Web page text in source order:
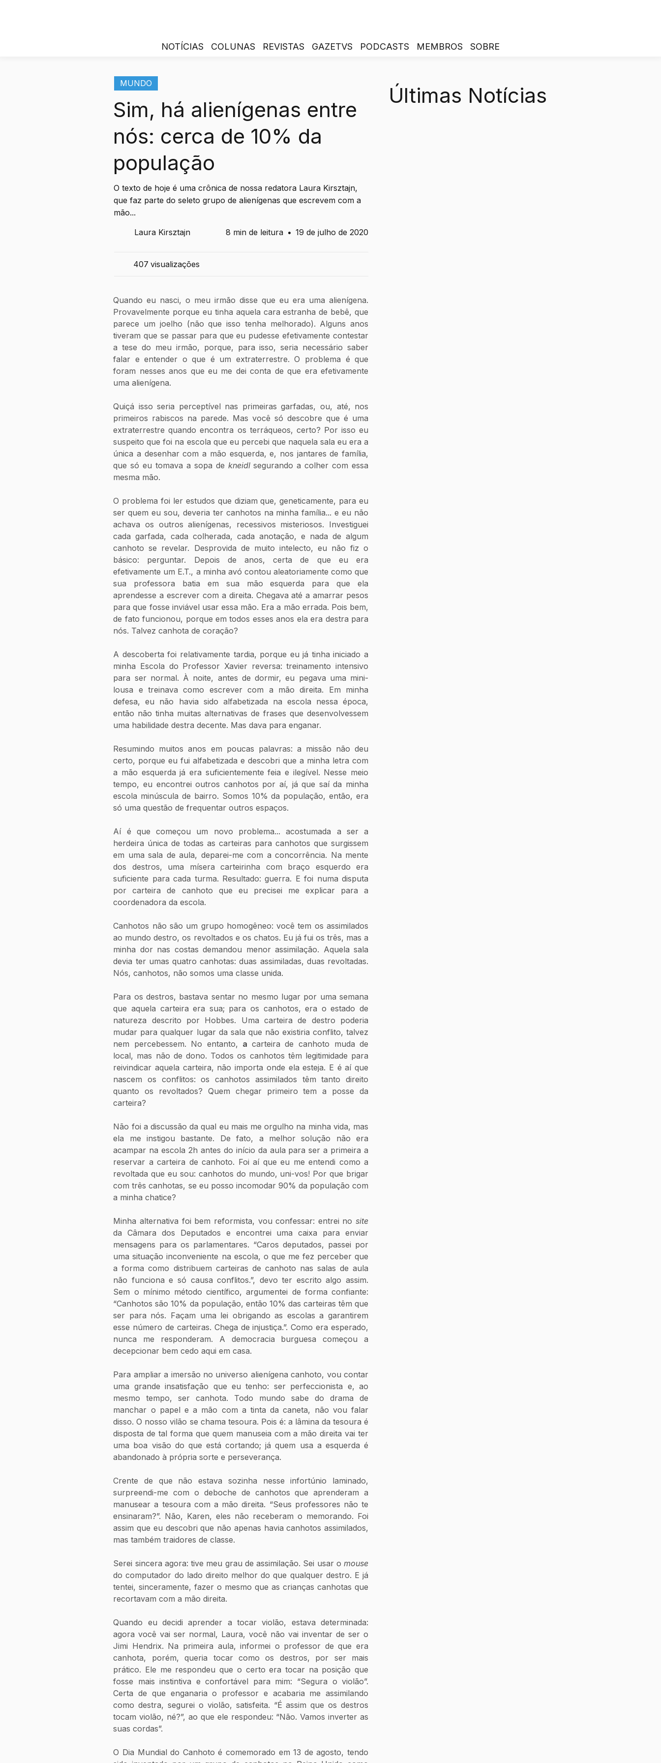
NOTÍCIAS COLUNAS REVISTAS GAZETVS PODCASTS MEMBROS SOBRE
MUNDO
Sim, há alienígenas entre
nós: cerca de 10% da
população
O texto de hoje é uma crônica de nossa redatora Laura Kirsztajn,
que faz parte do seleto grupo de alienígenas que escrevem com a
mão...
Laura Kirsztajn
8 min de leitura • 19 de julho de 2020
407 visualizações
Quando eu nasci, o meu irmão disse que eu era uma alienígena.
Provavelmente porque eu tinha aquela cara estranha de bebê, que
parece um joelho (não que isso tenha melhorado). Alguns anos
tiveram que se passar para que eu pudesse efetivamente contestar
a tese do meu irmão, porque, para isso, seria necessário saber
falar e entender o que é um extraterrestre. O problema é que
foram nesses anos que eu me dei conta de que era efetivamente
uma alienígena.
Quiçá isso seria perceptível nas primeiras garfadas, ou, até, nos
primeiros rabiscos na parede. Mas você só descobre que é uma
extraterrestre quando encontra os terráqueos, certo? Por isso eu
suspeito que foi na escola que eu percebi que naquela sala eu era a
única a desenhar com a mão esquerda, e, nos jantares de família,
que só eu tomava a sopa de kneidl segurando a colher com essa
mesma mão.
O problema foi ler estudos que diziam que, geneticamente, para eu
ser quem eu sou, deveria ter canhotos na minha família... e eu não
achava os outros alienígenas, recessivos misteriosos. Investiguei
cada garfada, cada colherada, cada anotação, e nada de algum
canhoto se revelar. Desprovida de muito intelecto, eu não fiz o
básico: perguntar. Depois de anos, certa de que eu era
efetivamente um E.T., a minha avó contou aleatoriamente como que
sua professora batia em sua mão esquerda para que ela
aprendesse a escrever com a direita. Chegava até a amarrar pesos
para que fosse inviável usar essa mão. Era a mão errada. Pois bem,
de fato funcionou, porque em todos esses anos ela era destra para
nós. Talvez canhota de coração?
A descoberta foi relativamente tardia, porque eu já tinha iniciado a
minha Escola do Professor Xavier reversa: treinamento intensivo
para ser normal. À noite, antes de dormir, eu pegava uma mini-
lousa e treinava como escrever com a mão direita. Em minha
defesa, eu não havia sido alfabetizada na escola nessa época,
então não tinha muitas alternativas de frases que desenvolvessem
uma habilidade destra decente. Mas dava para enganar.
Resumindo muitos anos em poucas palavras: a missão não deu
certo, porque eu fui alfabetizada e descobri que a minha letra com
a mão esquerda já era suficientemente feia e ilegível. Nesse meio
tempo, eu encontrei outros canhotos por aí, já que saí da minha
escola minúscula de bairro. Somos 10% da população, então, era
só uma questão de frequentar outros espaços.
Aí é que começou um novo problema... acostumada a ser a
herdeira única de todas as carteiras para canhotos que surgissem
em uma sala de aula, deparei-me com a concorrência. Na mente
dos destros, uma mísera carteirinha com braço esquerdo era
suficiente para cada turma. Resultado: guerra. E foi numa disputa
por carteira de canhoto que eu precisei me explicar para a
coordenadora da escola.
Canhotos não são um grupo homogêneo: você tem os assimilados
ao mundo destro, os revoltados e os chatos. Eu já fui os três, mas a
minha dor nas costas demandou menor assimilação. Aquela sala
devia ter umas quatro canhotas: duas assimiladas, duas revoltadas.
Nós, canhotos, não somos uma classe unida.
Para os destros, bastava sentar no mesmo lugar por uma semana
que aquela carteira era sua; para os canhotos, era o estado de
natureza descrito por Hobbes. Uma carteira de destro poderia
mudar para qualquer lugar da sala que não existiria conflito, talvez
nem percebessem. No entanto, a carteira de canhoto muda de
local, mas não de dono. Todos os canhotos têm legitimidade para
reivindicar aquela carteira, não importa onde ela esteja. E é aí que
nascem os conflitos: os canhotos assimilados têm tanto direito
quanto os revoltados? Quem chegar primeiro tem a posse da
carteira?
Não foi a discussão da qual eu mais me orgulho na minha vida, mas
ela me instigou bastante. De fato, a melhor solução não era
acampar na escola 2h antes do início da aula para ser a primeira a
reservar a carteira de canhoto. Foi aí que eu me entendi como a
revoltada que eu sou: canhotos do mundo, uni-vos! Por que brigar
com três canhotas, se eu posso incomodar 90% da população com
a minha chatice?
Minha alternativa foi bem reformista, vou confessar: entrei no
da Câmara dos Deputados e encontrei uma caixa para enviar
mensagens para os parlamentares. “Caros deputados, passei por
uma situação inconveniente na escola, o que me fez perceber que
a forma como distribuem carteiras de canhoto nas salas de aula
não funciona e só causa conflitos.”, devo ter escrito algo assim.
Sem o mínimo método científico, argumentei de forma confiante:
“Canhotos são 10% da população, então 10% das carteiras têm que
ser para nós. Façam uma lei obrigando as escolas a garantirem
esse número de carteiras. Chega de injustiça.”. Como era esperado,
nunca me responderam. A democracia burguesa começou a
decepcionar bem cedo aqui em casa.
Para ampliar a imersão no universo alienígena canhoto, vou contar
uma grande insatisfação que eu tenho: ser perfeccionista e, ao
mesmo tempo, ser canhota. Todo mundo sabe do drama de
manchar o papel e a mão com a tinta da caneta, não vou falar
disso. O nosso vilão se chama tesoura. Pois é: a lâmina da tesoura é
disposta de tal forma que quem manuseia com a mão direita vai ter
uma boa visão do que está cortando; já quem usa a esquerda é
abandonado à própria sorte e perseverança.
Crente de que não estava sozinha nesse infortúnio laminado,
surpreendi-me com o deboche de canhotos que aprenderam a
manusear a tesoura com a mão direita. “Seus professores não te
ensinaram?”. Não, Karen, eles não receberam o memorando. Foi
assim que eu descobri que não apenas havia canhotos assimilados,
mas também traidores de classe.
Serei sincera agora: tive meu grau de assimilação. Sei usar o mouse
do computador do lado direito melhor do que qualquer destro. E já
tentei, sinceramente, fazer o mesmo que as crianças canhotas que
recortavam com a mão direita.
Quando eu decidi aprender a tocar violão, estava determinada:
agora você vai ser normal, Laura, você não vai inventar de ser o
Jimi Hendrix. Na primeira aula, informei o professor de que era
canhota, porém, queria tocar como os destros, por ser mais
prático. Ele me respondeu que o certo era tocar na posição que
fosse mais instintiva e confortável para mim: “Segura o violão”.
Certa de que enganaria o professor e acabaria me assimilando
como destra, segurei o violão, satisfeita. “É assim que os destros
tocam violão, né?”, ao que ele respondeu: “Não. Vamos inverter as
suas cordas”.
O Dia Mundial do Canhoto é comemorado em 13 de agosto, tendo
Últimas Notícias